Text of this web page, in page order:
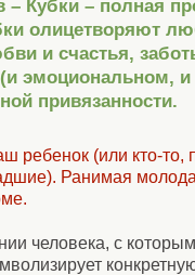
Кубки – полная
олицетворяют
и счастья,
эмоциональном,
привязанности.
(или кто-то,
Ранимая
человека, с